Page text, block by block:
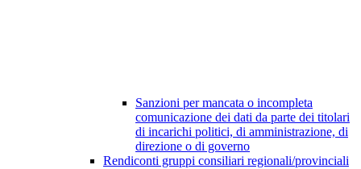
Sanzioni per mancata o incompleta
comunicazione dei dati da parte dei titolari
di incarichi politici, di amministrazione, di
direzione o di governo
Rendiconti gruppi consiliari regionali/provinciali